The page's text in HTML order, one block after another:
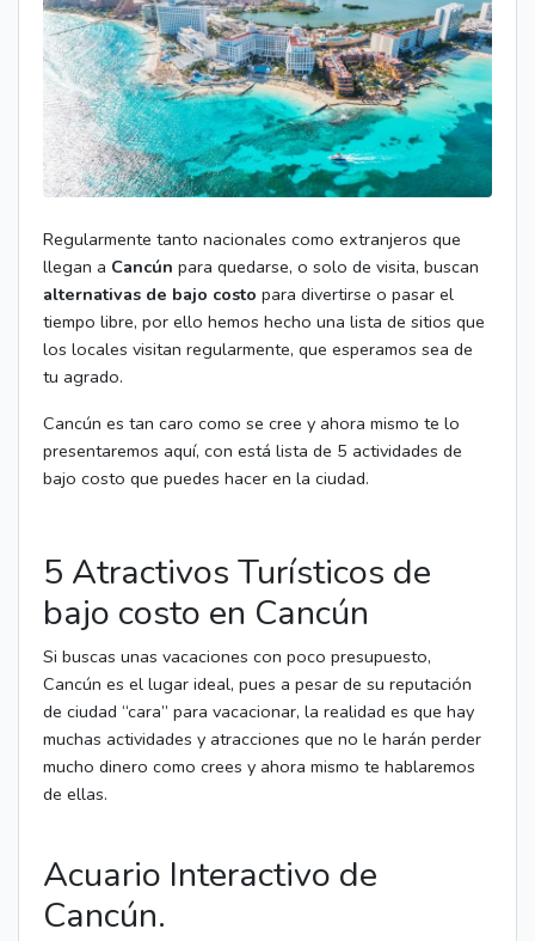
Regularmente tanto nacionales como extranjeros que
llegan a Cancún para quedarse, o solo de visita, buscan
alternativas de bajo costo para divertirse o pasar el
tiempo libre, por ello hemos hecho una lista de sitios que
los locales visitan regularmente, que esperamos sea de
tu agrado.
Cancún es tan caro como se cree y ahora mismo te lo
presentaremos aquí, con está lista de 5 actividades de
bajo costo que puedes hacer en la ciudad.
5 Atractivos Turísticos de
bajo costo en Cancún
Si buscas unas vacaciones con poco presupuesto,
Cancún es el lugar ideal, pues a pesar de su reputación
de ciudad “cara” para vacacionar, la realidad es que hay
muchas actividades y atracciones que no le harán perder
mucho dinero como crees y ahora mismo te hablaremos
de ellas.
Acuario Interactivo de
Cancún.